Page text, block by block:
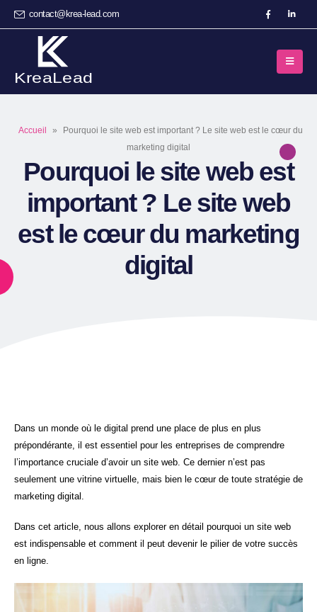
contact@krea-lead.com
Accueil »
Pourquoi le site web est important ? Le site web est le cœur du
marketing digital
Pourquoi le site web est
important ? Le site web
est le cœur du marketing
digital
Dans un monde où le digital prend une place de plus en plus
prépondérante, il est essentiel pour les entreprises de comprendre
l’importance cruciale d’avoir un site web. Ce dernier n’est pas
seulement une vitrine virtuelle, mais bien le cœur de toute stratégie de
marketing digital.
Dans cet article, nous allons explorer en détail pourquoi un site web
est indispensable et comment il peut devenir le pilier de votre succès
en ligne.